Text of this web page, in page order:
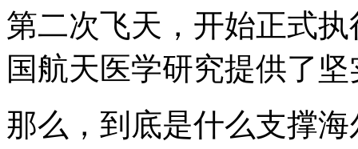
第二次飞天，开始正式
国航天医学研究提供了
那么，到底是什么支撑